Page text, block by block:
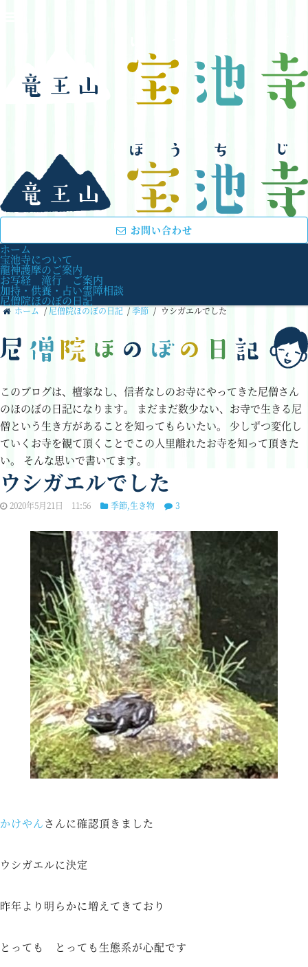
お問い合わせ
ホーム
宝池寺について
龍神護摩のご案内
お写経 滝行 ご案内
加持・供養・占い霊障相談
尼僧院ほのぼの日記
ホーム / 尼僧院ほのぼの日記 /季節 / ウシガエルでした
このブログは、檀家なし、信者なしのお寺にやってきた尼僧さん
のほのぼの日記になります。 まだまだ数少ない、お寺で生きる尼
僧という生き方があることを知ってもらいたい。
少しずつ変化し
ていくお寺を観て頂くことでこの人里離れたお寺を知って頂きた
い。 そんな思いで書いてます。
ウシガエルでした
2020年5月21日 11:56 季節,生き物 3
かけやんさんに確認頂きました
ウシガエルに決定
昨年より明らかに増えてきており
とっても とっても生態系が心配です